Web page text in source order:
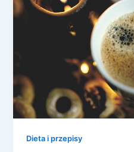
Dieta i przepisy